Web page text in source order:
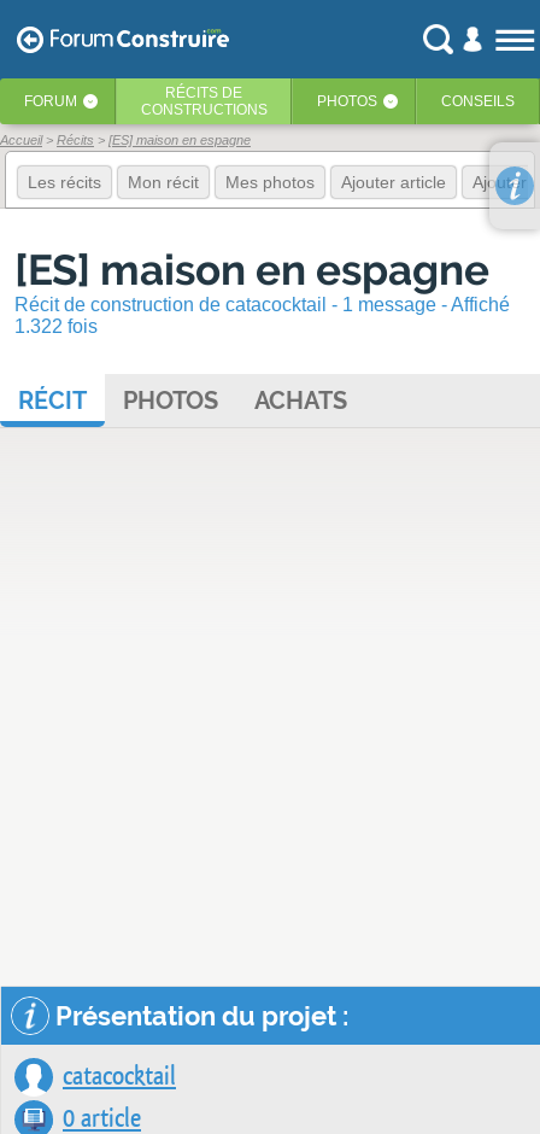
FORUM ‹ RÉCITS DE
CONSTRUCTIONS
PHOTOS ‹ CONSEILS
Accueil Récits [ES] maison en espagne
Les récits Mon récit Mes photos Ajouter article Ajouter
[ES] maison en espagne
Récit de construction de catacocktail - 1 message - Affiché
1.322 fois
RÉCIT PHOTOS ACHATS
Présentation du projet :
catacocktail
0 article